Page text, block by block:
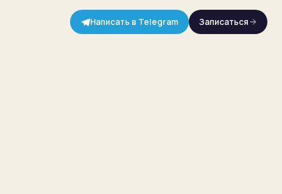
Написать в Telegram Записаться